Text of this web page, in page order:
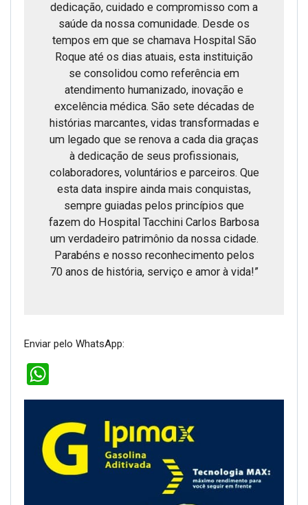
dedicação, cuidado e compromisso com a
saúde da nossa comunidade. Desde os
tempos em que se chamava Hospital São
Roque até os dias atuais, esta instituição
se consolidou como referência em
atendimento humanizado, inovação e
excelência médica. São sete décadas de
histórias marcantes, vidas transformadas e
um legado que se renova a cada dia graças
à dedicação de seus profissionais,
colaboradores, voluntários e parceiros. Que
esta data inspire ainda mais conquistas,
sempre guiadas pelos princípios que
fazem do Hospital Tacchini Carlos Barbosa
um verdadeiro patrimônio da nossa cidade.
Parabéns e nosso reconhecimento pelos
70 anos de história, serviço e amor à vida!”
Enviar pelo WhatsApp: